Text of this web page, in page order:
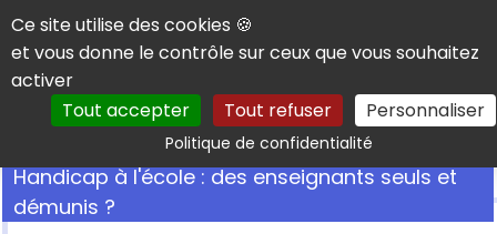
Panneau de gestion des cookies
Ce site utilise des cookies 🍪
et vous donne le contrôle sur ceux que vous souhaitez
activer
Tout accepter
Tout refuser Personnaliser
Politique de confidentialitéRechercher
Handicap à l'école : des enseignants seuls et
démunis ?